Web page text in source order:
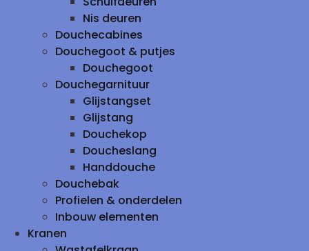
Nis deuren
Douchecabines
Douchegoot & putjes
Douchegoot
Douchegarnituur
Glijstangset
Glijstang
Douchekop
Doucheslang
Handdouche
Douchebak
Profielen & onderdelen
Inbouw elementen
Kranen